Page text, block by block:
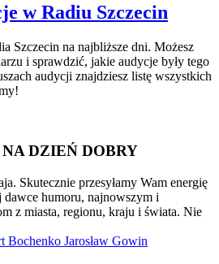
w Radiu Szczecin
Szczecin na najbliższe dni. Możesz
i sprawdzić, jakie audycje były tego
audycji znajdziesz listę wszystkich
DZIEŃ DOBRY
Skutecznie przesyłamy Wam energię
dawce humoru, najnowszym i
z miasta, regionu, kraju i świata. Nie
Bochenko Jarosław Gowin